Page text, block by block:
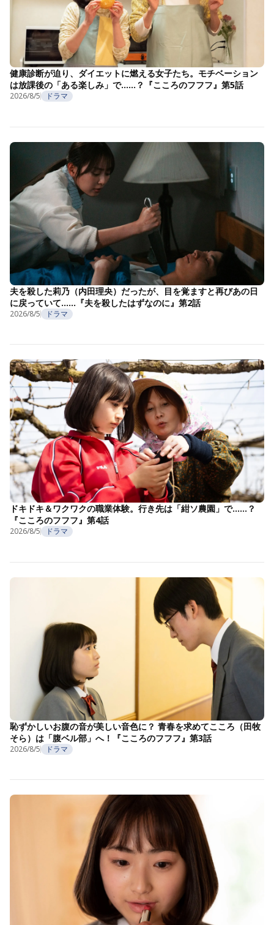
健康診断が迫り、ダイエットに燃える女子たち。モチベーション
は放課後の「ある楽しみ」で……？『こころのフフフ』第5話
2026/8/5 ドラマ
夫を殺した莉乃（内田理央）だったが、目を覚ますと再びあの日
に戻っていて……『夫を殺したはずなのに』第2話
2026/8/5 ドラマ
ドキドキ＆ワクワクの職業体験。行き先は「紺ソ農園」で……？
『こころのフフフ』第4話
2026/8/5 ドラマ
恥ずかしいお腹の音が美しい音色に？ 青春を求めてこころ（田牧
そら）は「腹ベル部」へ！『こころのフフフ』第3話
2026/8/5 ドラマ